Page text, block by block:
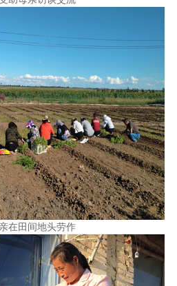
在田间地头劳作